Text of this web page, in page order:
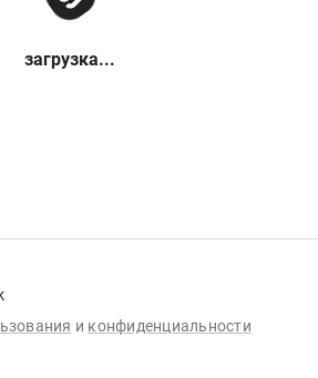
загрузка...
и конфиденциальности